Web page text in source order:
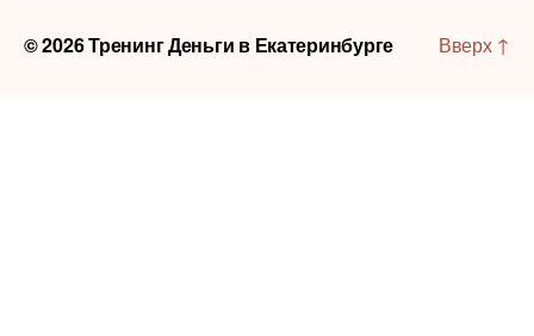
© 2026Тренинг Деньги в Екатеринбурге Вверх ↑